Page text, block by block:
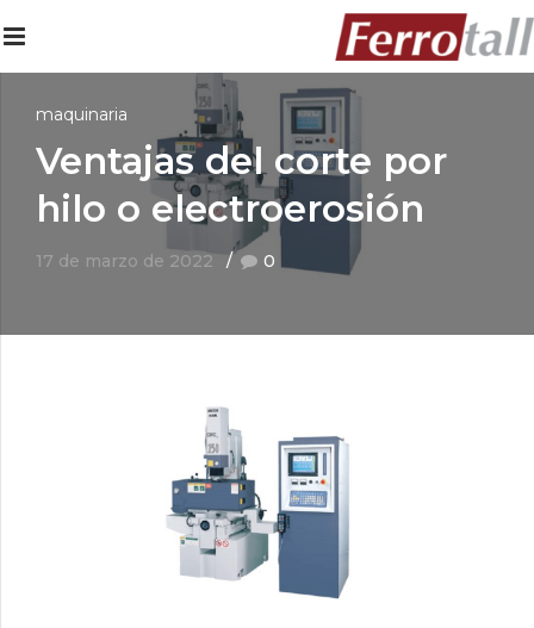
maquinaria
Ventajas del corte por
hilo o electroerosión
17 de marzo de 2022 0